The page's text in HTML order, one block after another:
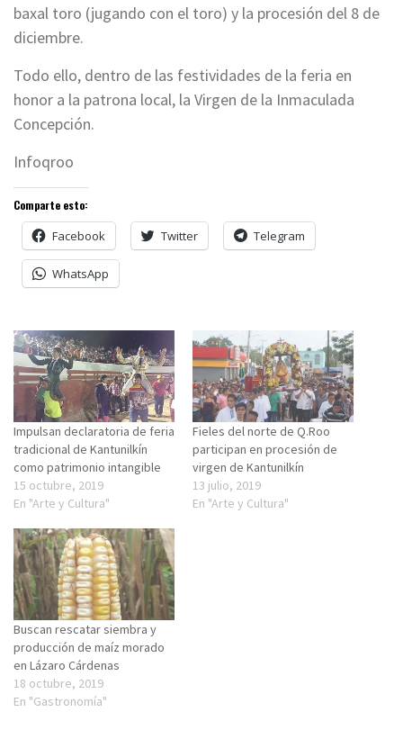
baxal toro (jugando con el toro) y la procesión del 8 de
diciembre.
Todo ello, dentro de las festividades de la feria en
honor a la patrona local, la Virgen de la Inmaculada
Concepción.
Infoqroo
Comparte esto:
Facebook Twitter Telegram
WhatsApp
Impulsan declaratoria de feria
tradicional de Kantunilkín
como patrimonio intangible
15 octubre, 2019
En "Arte y Cultura"
Fieles del norte de Q.Roo
participan en procesión de
virgen de Kantunilkín
13 julio, 2019
En "Arte y Cultura"
Buscan rescatar siembra y
producción de maíz morado
en Lázaro Cárdenas
18 octubre, 2019
En "Gastronomía"